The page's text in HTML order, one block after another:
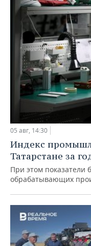
05 авг, 14:30
Индекс
Татарстане за
При этом показатели
обрабатывающих